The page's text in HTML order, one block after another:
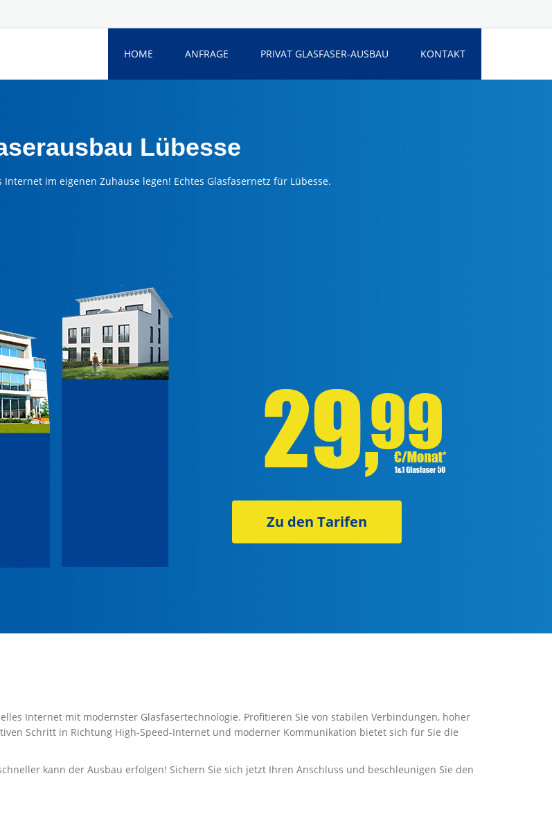
HOME ANFRAGE PRIVAT GLASFASER-AUSBAU KONTAKT
Lübesse
im eigenen Zuhause legen! Echtes Glasfasernetz für Lübesse.
Zu den Tarifen
Internet mit modernster Glasfasertechnologie. Profitieren Sie von stabilen Verbindungen, hoher
Schritt in Richtung High-Speed-Internet und moderner Kommunikation bietet sich für Sie die
kann der Ausbau erfolgen! Sichern Sie sich jetzt Ihren Anschluss und beschleunigen Sie den